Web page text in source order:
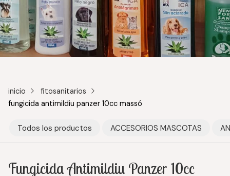
inicio
fitosanitarios
fungicida antimildiu panzer 10cc massó
Todos los productos ACCESORIOS MASCOTAS
Fungicida Antimildiu Panzer 10cc